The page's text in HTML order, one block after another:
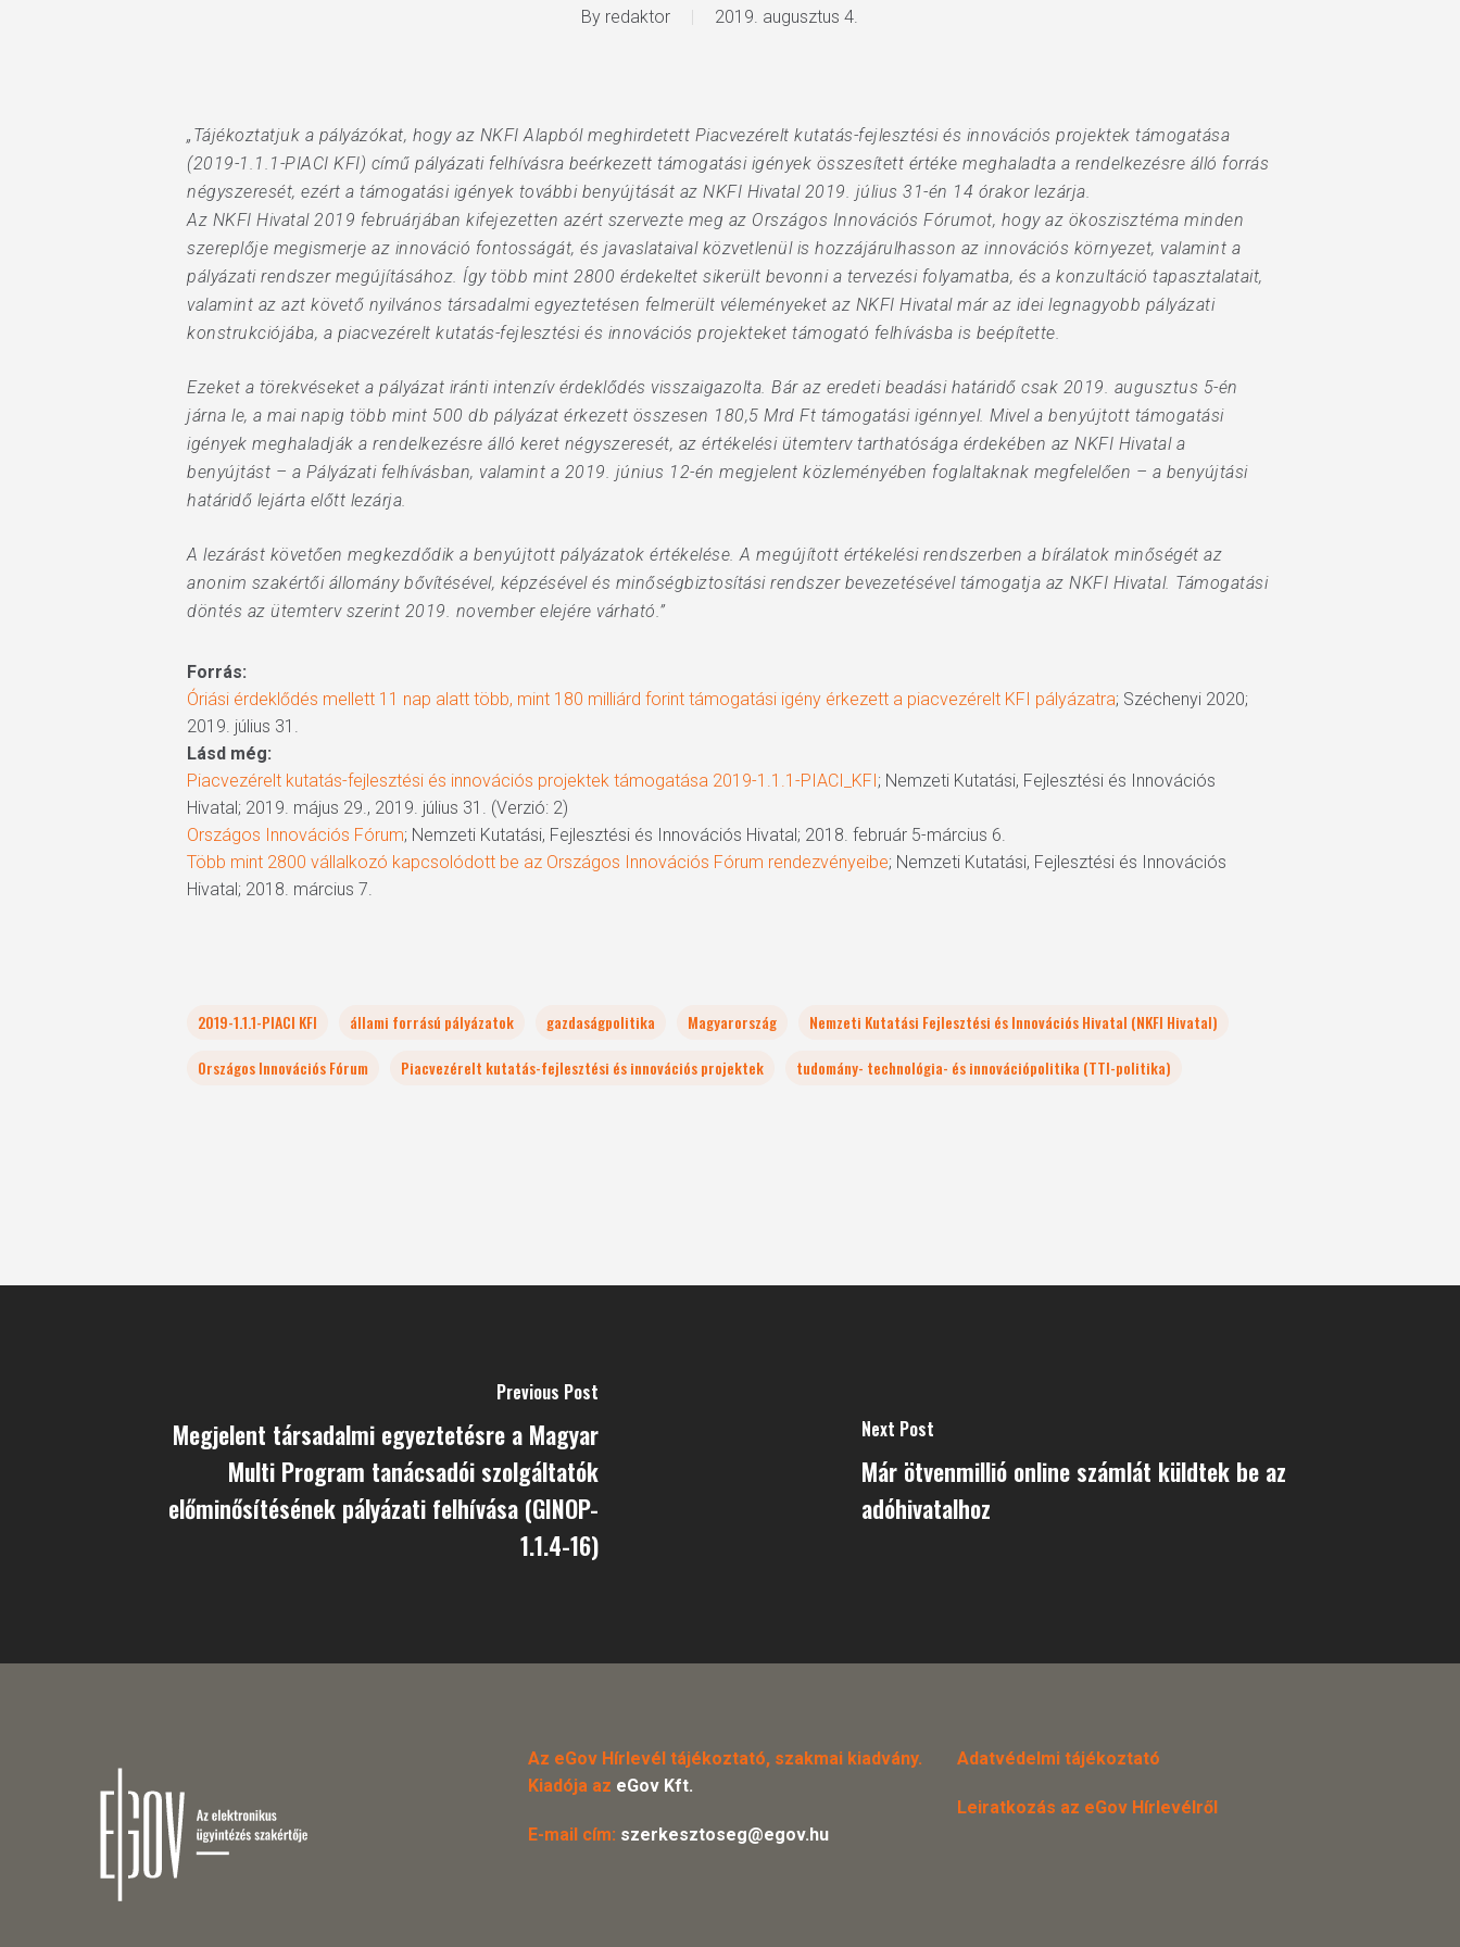
By redaktor 2019. augusztus 4.
„Tájékoztatjuk a pályázókat, hogy az NKFI Alapból meghirdetett Piacvezérelt kutatás-fejlesztési és innovációs projektek támogatása
(2019-1.1.1-PIACI KFI) című pályázati felhívásra beérkezett támogatási igények összesített értéke meghaladta a rendelkezésre álló forrás
négyszeresét, ezért a támogatási igények további benyújtását az NKFI Hivatal 2019. július 31-én 14 órakor lezárja.
Az NKFI Hivatal 2019 februárjában kifejezetten azért szervezte meg az Országos Innovációs Fórumot, hogy az ökoszisztéma minden
szereplője megismerje az innováció fontosságát, és javaslataival közvetlenül is hozzájárulhasson az innovációs környezet, valamint a
pályázati rendszer megújításához. Így több mint 2800 érdekeltet sikerült bevonni a tervezési folyamatba, és a konzultáció tapasztalatait,
valamint az azt követő nyilvános társadalmi egyeztetésen felmerült véleményeket az NKFI Hivatal már az idei legnagyobb pályázati
konstrukciójába, a piacvezérelt kutatás-fejlesztési és innovációs projekteket támogató felhívásba is beépítette.
Ezeket a törekvéseket a pályázat iránti intenzív érdeklődés visszaigazolta. Bár az eredeti beadási határidő csak 2019. augusztus 5-én
járna le, a mai napig több mint 500 db pályázat érkezett összesen 180,5 Mrd Ft támogatási igénnyel. Mivel a benyújtott támogatási
igények meghaladják a rendelkezésre álló keret négyszeresét, az értékelési ütemterv tarthatósága érdekében az NKFI Hivatal a
benyújtást – a Pályázati felhívásban, valamint a 2019. június 12-én megjelent közleményében foglaltaknak megfelelően – a benyújtási
határidő lejárta előtt lezárja.
A lezárást követően megkezdődik a benyújtott pályázatok értékelése. A megújított értékelési rendszerben a bírálatok minőségét az
anonim szakértői állomány bővítésével, képzésével és minőségbiztosítási rendszer bevezetésével támogatja az NKFI Hivatal. Támogatási
döntés az ütemterv szerint 2019. november elejére várható.”
Forrás:
Óriási érdeklődés mellett 11 nap alatt több, mint 180 milliárd forint támogatási igény érkezett a piacvezérelt KFI pályázatra; Széchenyi 2020;
2019. július 31.
Lásd még:
Piacvezérelt kutatás-fejlesztési és innovációs projektek támogatása 2019-1.1.1-PIACI_KFI; Nemzeti Kutatási, Fejlesztési és Innovációs
Hivatal; 2019. május 29., 2019. július 31. (Verzió: 2)
Országos Innovációs Fórum; Nemzeti Kutatási, Fejlesztési és Innovációs Hivatal; 2018. február 5-március 6.
Több mint 2800 vállalkozó kapcsolódott be az Országos Innovációs Fórum rendezvényeibe; Nemzeti Kutatási, Fejlesztési és Innovációs
Hivatal; 2018. március 7.
2019-1.1.1-PIACI KFI állami forrású pályázatok gazdaságpolitika Magyarország
Nemzeti Kutatási Fejlesztési és Innovációs Hivatal (NKFI Hivatal)
Országos Innovációs Fórum
Piacvezérelt kutatás-fejlesztési és innovációs projektek tudomány- technológia- és innovációpolitika (TTI-politika)
Previous Post
Megjelent társadalmi egyeztetésre a Magyar
Multi Program tanácsadói szolgáltatók
előminősítésének pályázati felhívása (GINOP-
1.1.4-16)
Next Post
Már ötvenmillió online számlát küldtek be az
adóhivatalhoz
Az eGov Hírlevél tájékoztató, szakmai kiadvány.
Kiadója az eGov Kft.
E-mail cím: szerkesztoseg@egov.hu
Adatvédelmi tájékoztató
Leiratkozás az eGov Hírlevélről